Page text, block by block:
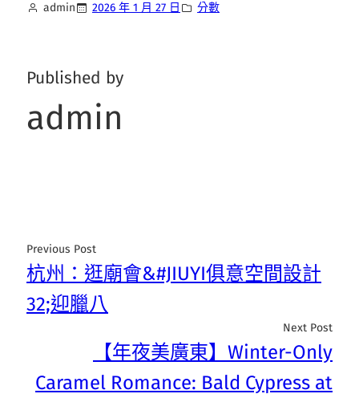
admin 2026 年 1 月 27 日 分數
Published by
admin
Previous Post
杭州：逛廟會&#JIUYI俱意空間設計
32;迎臘八
Next Post
【年夜美廣東】Winter-Only
Caramel Romance: Bald Cypress at